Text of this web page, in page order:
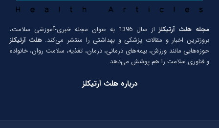
مجله هلث آرتیکلز
از سال 1396 به عنوان مجله خبری-آموزشی سلامت،
بروزترین اخبار و مقالات پزشکی و بهداشتی را منتشر می‌کند.هلث آرتیکلز
حوزه‌هایی مانند ورزش، بیمه‌های درمانی، درمان، تغذیه، سلامت روان، خانواده
و فناوری سلامت را هم پوشش می‌دهد.
درباره هلث آرتیکلز